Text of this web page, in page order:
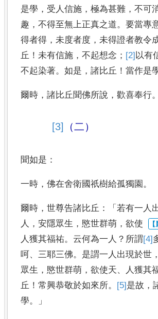
是學 ， 受人信施 ，極為甚難 ，不可
趣 ，不得至無上正真之道。要當專
得者得 ，未度者度 ，未得證者教令
丘 ！未有信施 ，不起想念 ； [2] 以有
不起染著。如是 ，諸比丘 ！當作是
爾時 ，諸比丘聞佛所說 ，歡喜奉行
[3] （二）
聞如是 ：
一時 ，佛在舍衛國祇樹給孤獨園 。
爾時 ，世尊告諸比丘 ：「 若有一人
人 ，安隱眾生 ， 愍世群萌 ，欲使
人獲其福祐。 云何為一人 ？ 所謂[4]
呵、 三耶三佛。 是謂一人出現於世
眾生 ， 愍世群萌 ，欲使天、 人獲其
丘 ！常興恭敬於如來所。 [5]是故 ，
學。」